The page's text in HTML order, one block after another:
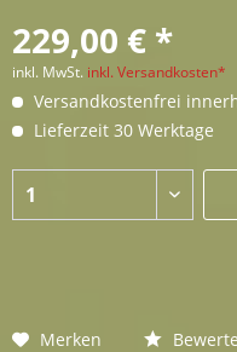
229,00 € *
inkl. MwSt. inkl. Versandkosten*
Versandkostenfrei
Lieferzeit 30 Werktage
Merken